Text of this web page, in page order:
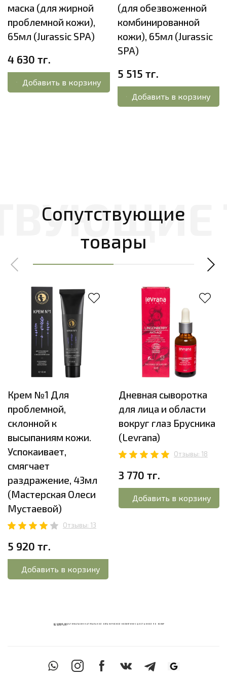
маска (для жирной
проблемной кожи),
65мл (Jurassic SPA)
4 630 тг.
Добавить в корзину
(для обезвоженной
комбинированной
кожи), 65мл (Jurassic
SPA)
5 515 тг.
Добавить в корзину
Сопутствующие
товары
Крем №1 Для
проблемной,
склонной к
высыпаниям кожи.
Успокаивает,
смягчает
раздражение, 43мл
(Мастерская Олеси
Мустаевой)
Отзывы: 13
5 920 тг.
Добавить в корзину
Дневная сыворотка
для лица и области
вокруг глаз Брусника
(Levrana)
Отзывы: 18
3 770 тг.
Добавить в корзину
ECOМИКС МУЛЬТИМАГАЗИН НАТУРАЛЬНОЙ ОРГАНИЧЕСКОЙ КОСМЕТИКИ С ДОСТАВКОЙ ПО ВСЕМУ
КАЗАХСТАНУ